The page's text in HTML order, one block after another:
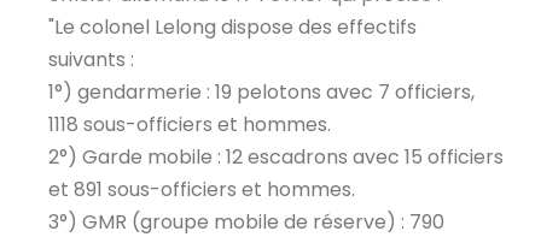
"Le colonel Lelong dispose des effectifs
suivants :
1°) gendarmerie : 19 pelotons avec 7 officiers,
1118 sous-officiers et hommes.
2°) Garde mobile : 12 escadrons avec 15 officiers
et 891 sous-officiers et hommes.
3°) GMR (groupe mobile de réserve) : 790